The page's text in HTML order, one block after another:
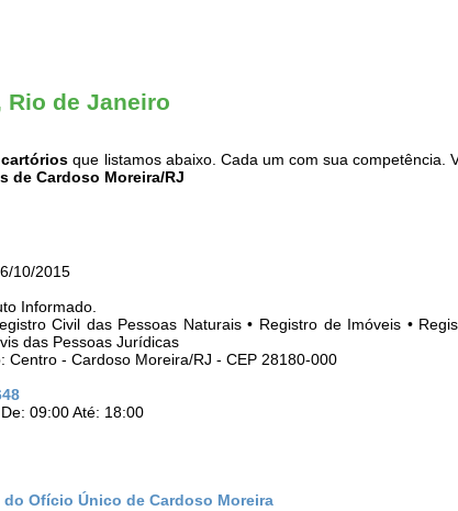
Rio de Janeiro
cartórios que listamos abaixo. Cada um com sua competência.
de Cardoso Moreira/RJ
10/2015
Informado.
Civil das Pessoas Naturais • Registro de Imóveis •
das Pessoas Jurídicas
Centro - Cardoso Moreira/RJ - CEP 28180-000
09:00 Até: 18:00
Ofício Único de Cardoso Moreira